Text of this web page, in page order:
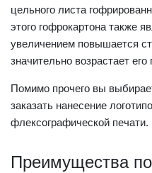
цельного листа
этого гофрокартона также
увеличением повышается
значительно возрастает его
Помимо прочего вы
заказать нанесение
флексографической печати.
Преимущества